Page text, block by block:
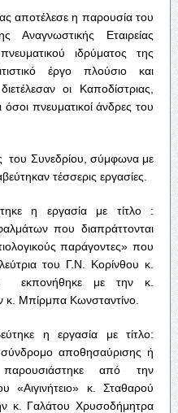
αποτέλεσε η παρουσία του
Αναγνωστικής Εταιρείας
ιδρύματος της
έργο πλούσιο και
οι Καποδίστριας,
πνευματικοί άνδρες του
του Συνεδρίου, σύμφωνα με
τέσσερις εργασίες.
η εργασία με τίτλο :
που διαπράττονται
παράγοντες» που
του Γ.Ν. Κορίνθου κ.
εκπονήθηκε με την κ.
κ. Μπίρμπα Κωνσταντίνο.
η εργασία με τίτλο:
σύνδρομο αποθησαύρισης ή
από την
«Αιγινήτειο» κ. Σταθαρού
κ. Γαλάτου Χρυσοδήμητρα